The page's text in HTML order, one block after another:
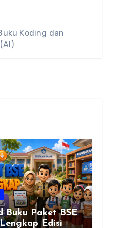
Koding dan
Buku Paket BSE
Edisi